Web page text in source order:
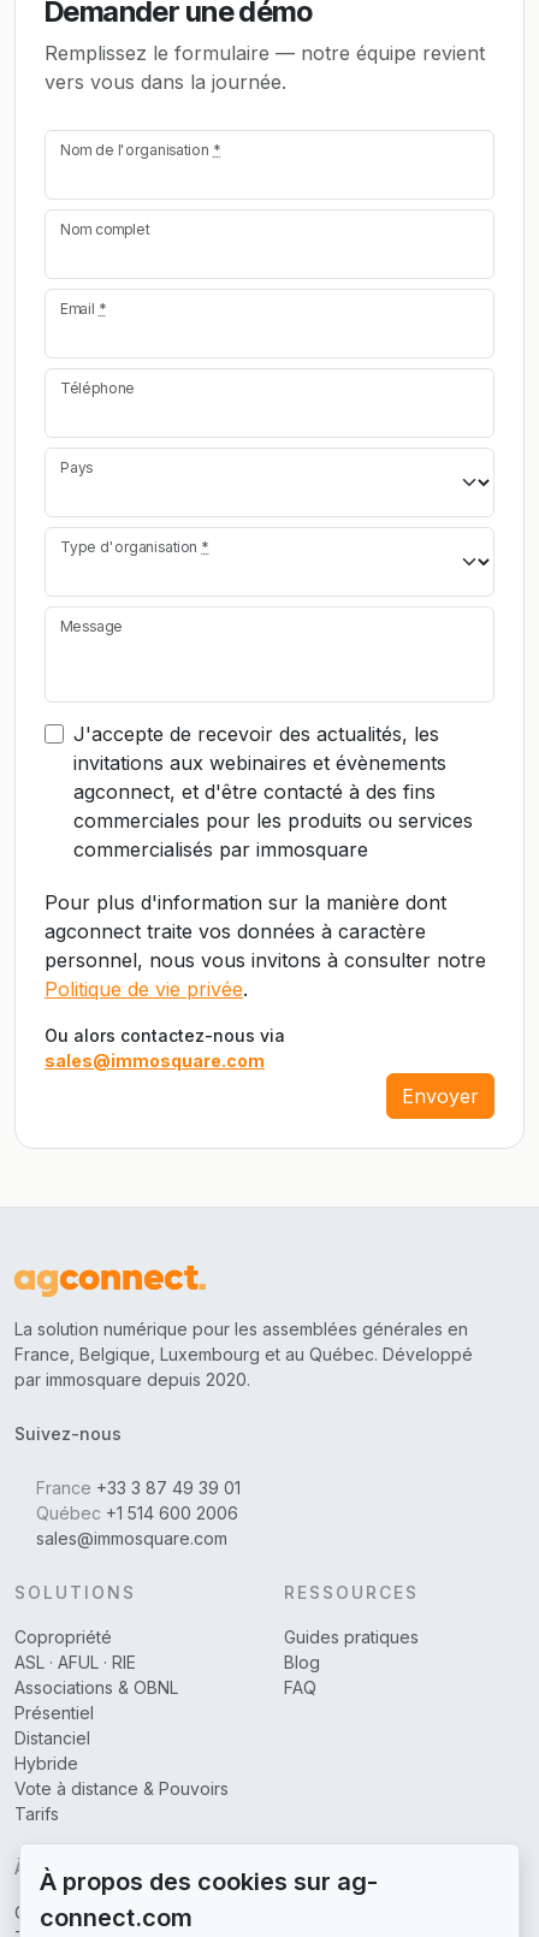
Demander une démo
Remplissez le formulaire — notre équipe revient
vers vous dans la journée.
Nom de l'organisation *
Nom complet
Email *
Téléphone
Pays
Type d'organisation *
Message
J'accepte de recevoir des actualités, les
invitations aux webinaires et évènements
agconnect, et d'être contacté à des fins
commerciales pour les produits ou services
commercialisés par immosquare
Pour plus d'information sur la manière dont
agconnect traite vos données à caractère
personnel, nous vous invitons à consulter notre
Politique de vie privée.
Ou alors contactez-nous via
sales@immosquare.com
Envoyer
La solution numérique pour les assemblées générales en
France, Belgique, Luxembourg et au Québec. Développé
par immosquare depuis 2020.
Suivez-nous
France +33 3 87 49 39 01
Québec +1 514 600 2006
sales@immosquare.com
SOLUTIONS
Copropriété
ASL · AFUL · RIE
Associations & OBNL
Présentiel
Distanciel
Hybride
Vote à distance & Pouvoirs
Tarifs
RESSOURCES
Guides pratiques
Blog
FAQ
À PROPOS
Qui sommes-nous
À propos des cookies sur ag-
connect.com